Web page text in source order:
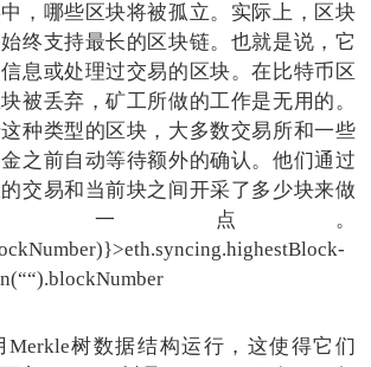
，哪些区块将被孤立。实际上，区块
终支持最长的区块链。也就是说，它
息或处理过交易的区块。在比特币区
被丢弃，矿工所做的工作是无用的。
种类型的区块，大多数交易所和一些
之前自动等待额外的确认。他们通过
交易和当前块之间开采了多少块来做
一点。
Merkle树数据结构运行，这使得它们